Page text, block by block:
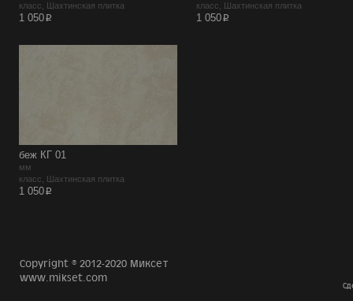
класс, Шахтинская плитка
1 050p
класс, Шахтинская плитка
1 050p
беж КГ 01
мм
класс, Шахтинская плитка
1 050p
Copyright © 2012-2020 Миксет
www.mikset.com